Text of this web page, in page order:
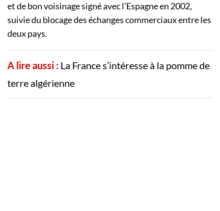
et de bon voisinage signé avec l’Espagne en 2002,
suivie du blocage des échanges commerciaux entre les
deux pays.
A lire aussi : La France s’intéresse à la pomme de
terre algérienne